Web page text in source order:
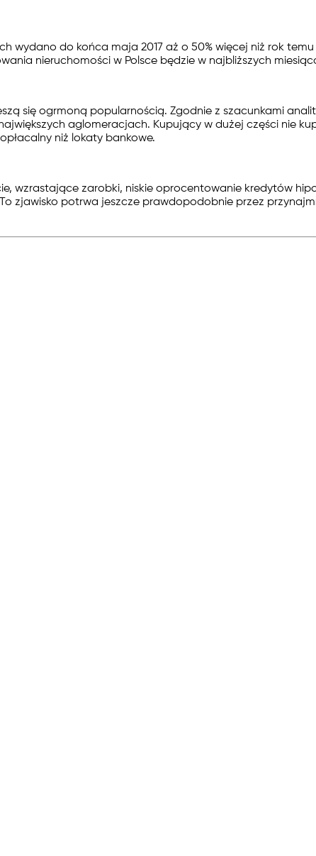
wydano do końca maja 2017 aż o 50% więcej niż rok
nieruchomości w Polsce będzie w najbliższych
się ogrmoną popularnością. Zgodnie z szacunkami
aglomeracjach. Kupujący w dużej części nie
niż lokaty bankowe.
wzrastające zarobki, niskie oprocentowanie kredytów
zjawisko potrwa jeszcze prawdopodobnie przez